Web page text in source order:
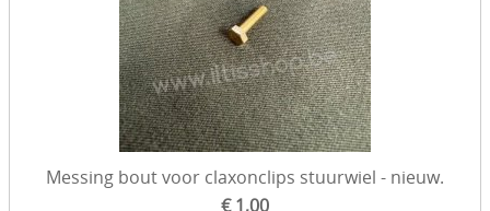
Messing bout voor claxonclips stuurwiel - nieuw.
€ 1,00